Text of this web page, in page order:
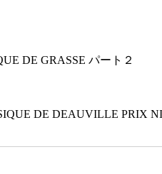
DE GRASSE パート２
DE DEAUVILLE PRIX